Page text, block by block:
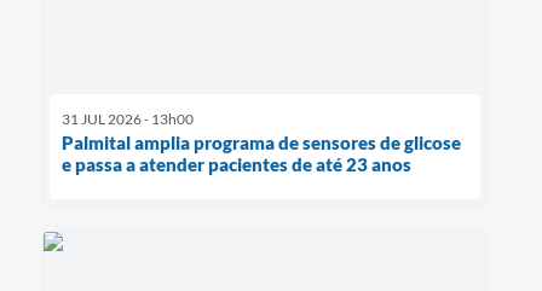
31 JUL 2026 - 13h00
Palmital amplia programa de sensores de glicose
e passa a atender pacientes de até 23 anos